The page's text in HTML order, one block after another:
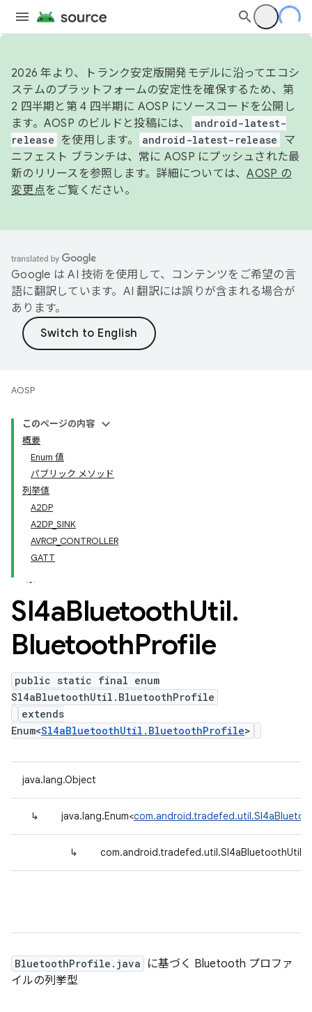
2026 年より、トランク安定版開発モデルに沿ってエコシ
ステムのプラットフォームの安定性を確保するため、第
2 四半期と第 4 四半期に AOSP にソースコードを公開し
ます。AOSP のビルドと投稿には、
android-latest-
release
を使用します。 android-latest-release
マ
ニフェスト ブランチは、常に AOSP にプッシュされた最
新のリリースを参照します。詳細については、AOSP の
変更点をご覧ください。
Google は AI 技術を使用して、コンテンツをご希望の言
語に翻訳しています。AI 翻訳には誤りが含まれる場合が
あります。
AOSP
このページの内容
概要
Enum 値
パブリック メソッド
列挙値
A2DP
A2DP_SINK
AVRCP_CONTROLLER
GATT
Sl4aBluetoothUtil.
BluetoothProfile
public static final enum
Sl4aBluetoothUtil.BluetoothProfile
extends
Enum<Sl4aBluetoothUtil.BluetoothProfile>
java.lang.Object
↳ java.lang.Enum<
↳
BluetoothProfile.java
に基づく Bluetooth プロファ
イルの列挙型